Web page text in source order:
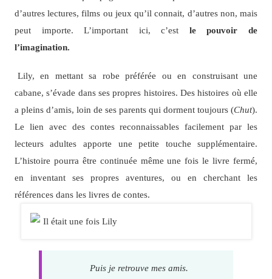
d’autres lectures, films ou jeux qu’il connait, d’autres non, mais
peut importe. L’important ici, c’est le pouvoir de
l’imagination.
Lily, en mettant sa robe préférée ou en construisant une
cabane, s’évade dans ses propres histoires. Des histoires où elle
a pleins d’amis, loin de ses parents qui dorment toujours (Chut).
Le lien avec des contes reconnaissables facilement par les
lecteurs adultes apporte une petite touche supplémentaire.
L’histoire pourra être continuée même une fois le livre fermé,
en inventant ses propres aventures, ou en cherchant les
références dans les livres de contes.
Puis je retrouve mes amis.